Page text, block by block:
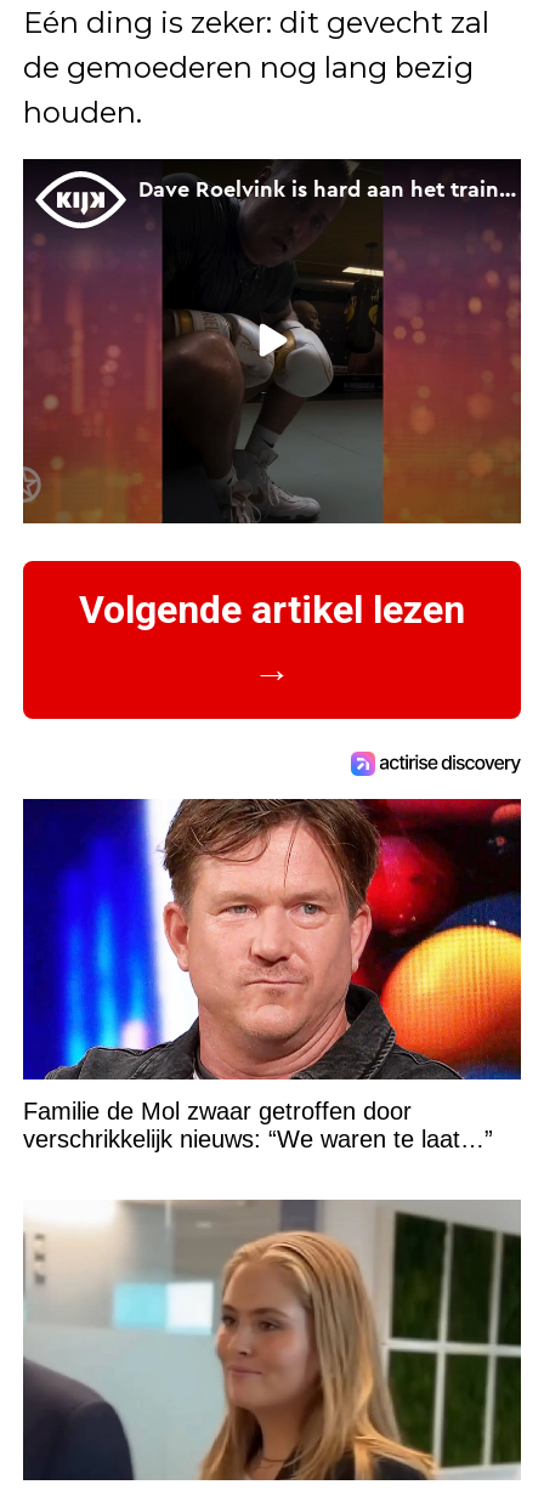
Eén ding is zeker: dit gevecht zal
de gemoederen nog lang bezig
houden.
Volgende artikel lezen
→
Familie de Mol zwaar getroffen door
verschrikkelijk nieuws: “We waren te laat…”